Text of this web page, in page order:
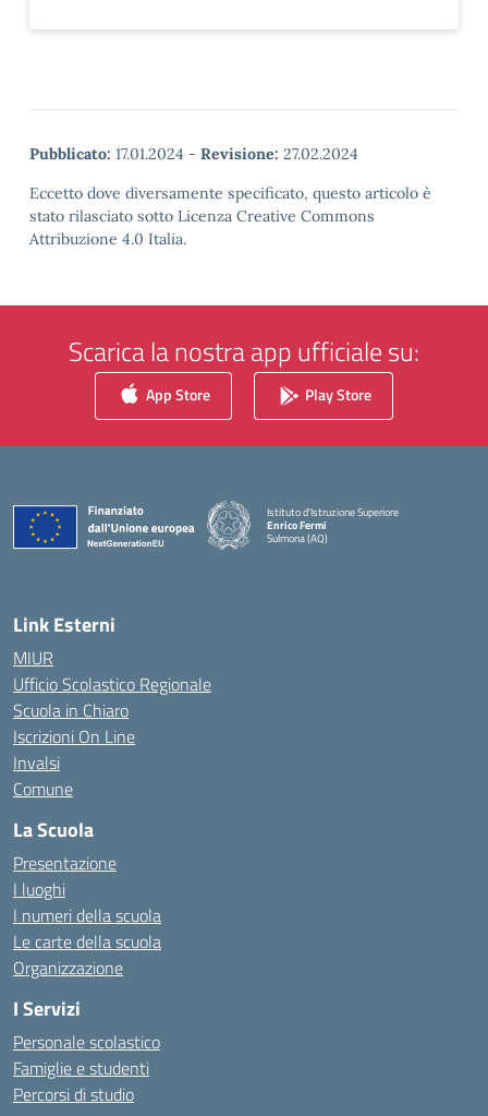
Pubblicato: 17.01.2024 - Revisione: 27.02.2024
Eccetto dove diversamente specificato, questo articolo è
stato rilasciato sotto Licenza Creative Commons
Attribuzione 4.0 Italia.
Scarica la nostra app ufficiale su:
App Store Play Store
Istituto d'Istruzione Superiore
Enrico Fermi
Sulmona (AQ)
— Visita la pagina iniziale della scuola
Link Esterni
MIUR
Ufficio Scolastico Regionale
Scuola in Chiaro
Iscrizioni On Line
Invalsi
Comune
La Scuola
Presentazione
I luoghi
I numeri della scuola
Le carte della scuola
Organizzazione
I Servizi
Personale scolastico
Famiglie e studenti
Percorsi di studio